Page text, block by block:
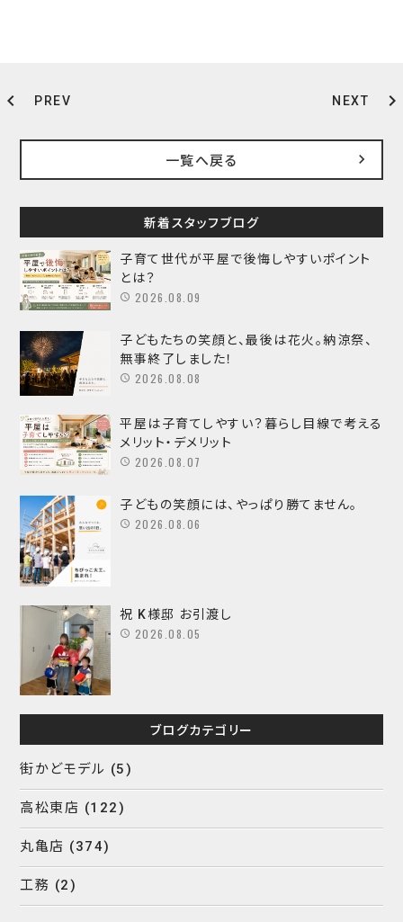
chevron_left PREV NEXT chevron_right
一覧へ戻る
新着スタッフブログ
子育て世代が平屋で後悔しやすいポイント
とは？
2026.08.09
子どもたちの笑顔と、最後は花火。納涼祭、
無事終了しました！
2026.08.08
平屋は子育てしやすい？暮らし目線で考える
メリット・デメリット
2026.08.07
子どもの笑顔には、やっぱり勝てません。
2026.08.06
祝 K様邸 お引渡し
2026.08.05
ブログカテゴリー
街かどモデル (5)
高松東店 (122)
丸亀店 (374)
工務 (2)